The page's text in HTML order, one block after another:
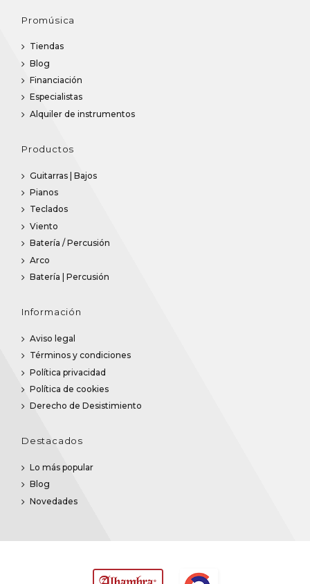
Promúsica
Tiendas
Blog
Financiación
Especialistas
Alquiler de instrumentos
Productos
Guitarras | Bajos
Pianos
Teclados
Viento
Batería / Percusión
Arco
Batería | Percusión
Información
Aviso legal
Términos y condiciones
Política privacidad
Política de cookies
Derecho de Desistimiento
Destacados
Lo más popular
Blog
Novedades